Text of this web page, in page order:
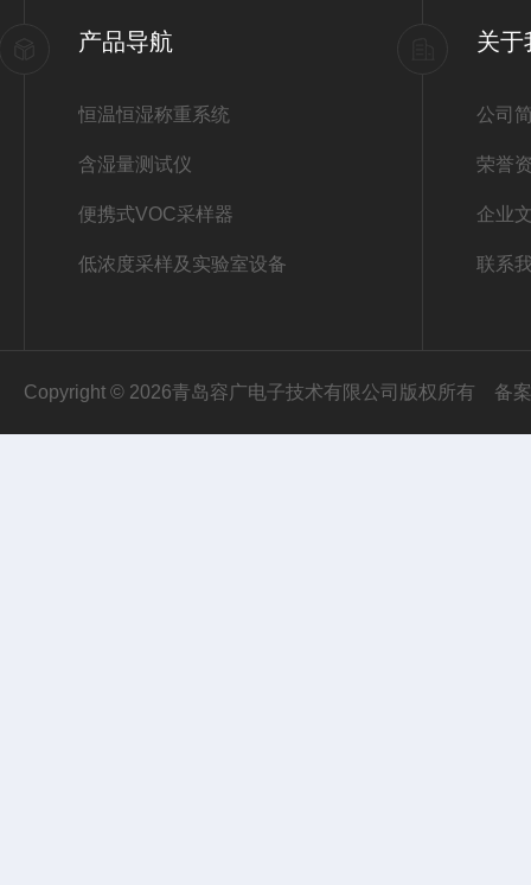
产品导航
恒温恒湿称重系统
含湿量测试仪
便携式VOC采样器
低浓度采样及实验室设备
关于
公司
荣誉
企业
联系
Copyright © 2026青岛容广电子技术有限公司版权所有 备